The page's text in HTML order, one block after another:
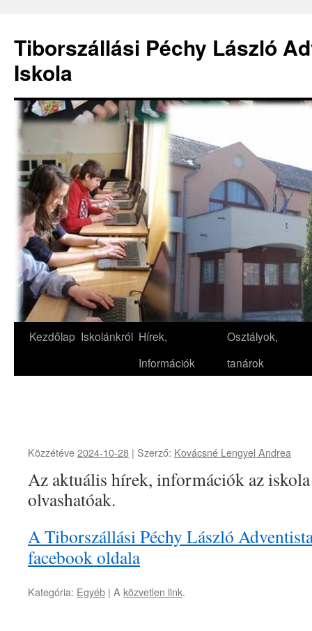
tartalomba
Tiborszállási Péchy László
Iskola
Kezdőlap Iskolánkról Hírek,
Információk
Osztályok,
tanárok
Közzétéve2024-10-28 | Szerző: Kovácsné Lengyel Andrea
Az aktuális hírek, információk az
olvashatóak.
A Tiborszállási Péchy László
facebook oldala
Kategória: Egyéb | A közvetlen link.